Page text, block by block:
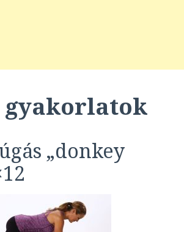
gyakorlatok
„donkey